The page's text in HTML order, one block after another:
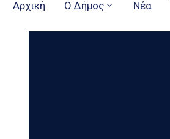
Αρχική Ο Δήμος Νέα